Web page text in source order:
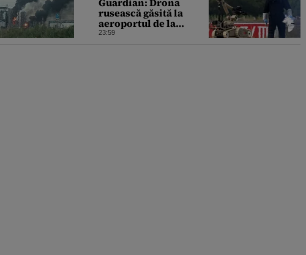
rusească găsită la
aeroportul de la
Leipzig ar putea
23:59